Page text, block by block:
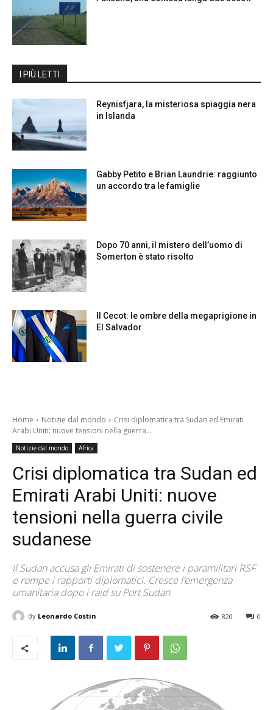
I PIÙ LETTI
Reynisfjara, la misteriosa spiaggia nera
in Islanda
Gabby Petito e Brian Laundrie: raggiunto
un accordo tra le famiglie
Dopo 70 anni, il mistero dell’uomo di
Somerton è stato risolto
Il Cecot: le ombre della megaprigione in
El Salvador